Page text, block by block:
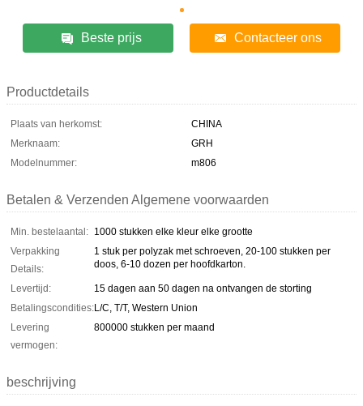
Beste prijs Contacteer ons
Productdetails
Plaats van herkomst:
CHINA
Merknaam:
GRH
Modelnummer:
m806
Betalen & Verzenden Algemene voorwaarden
Min. bestelaantal: 1000 stukken elke kleur elke grootte
Verpakking
Details:
1 stuk per polyzak met schroeven, 20-100 stukken per
doos, 6-10 dozen per hoofdkarton.
Levertijd:
15 dagen aan 50 dagen na ontvangen de storting
Betalingscondities:L/C, T/T, Western Union
Levering
vermogen:
800000 stukken per maand
beschrijving